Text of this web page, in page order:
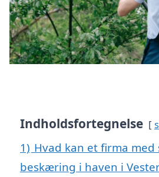
Indholdsfortegnelse
1) Hvad kan et firma med
beskæring i haven i